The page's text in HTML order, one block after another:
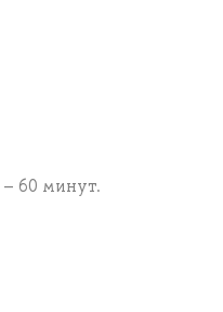
60 минут.